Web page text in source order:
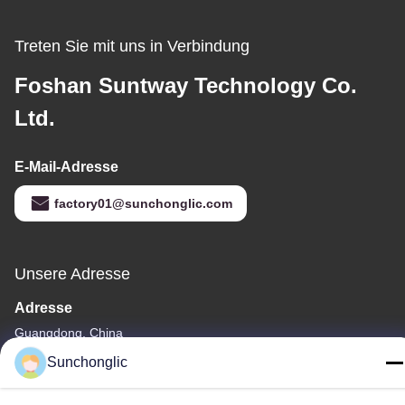
Treten Sie mit uns in Verbindung
Foshan Suntway Technology Co.
Ltd.
E-Mail-Adresse
factory01@sunchonglic.com
Unsere Adresse
Adresse
Guangdong, China
Telefon
86--13711271181
Sunchonglic